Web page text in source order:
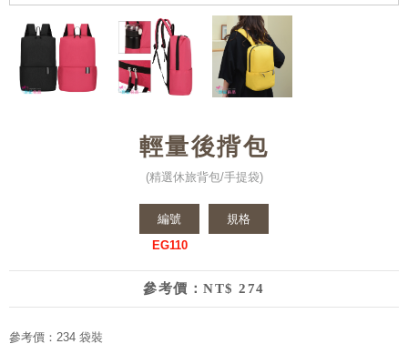
輕量後揹包
(精選休旅背包/手提袋)
編號
EG110
規格
參考價：NT$ 274
參考價：234 袋裝